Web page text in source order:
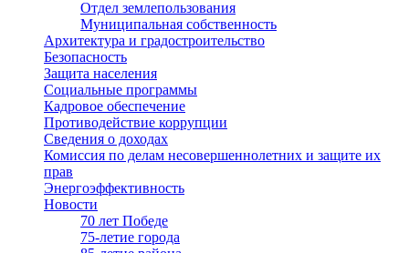
Отдел землепользования
Муниципальная собственность
Архитектура и градостроительство
Безопасность
Защита населения
Социальные программы
Кадровое обеспечение
Противодействие коррупции
Сведения о доходах
Комиссия по делам несовершеннолетних и защите их
прав
Энергоэффективность
Новости
70 лет Победе
75-летие города